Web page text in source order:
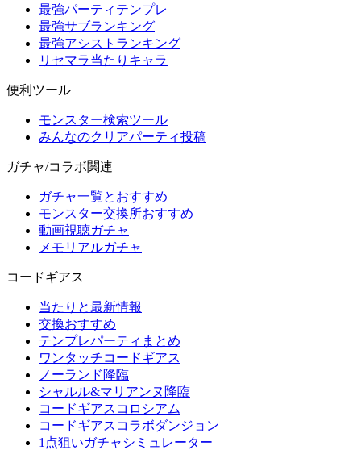
最強パーティテンプレ
最強サブランキング
最強アシストランキング
リセマラ当たりキャラ
便利ツール
モンスター検索ツール
みんなのクリアパーティ投稿
ガチャ/コラボ関連
ガチャ一覧とおすすめ
モンスター交換所おすすめ
動画視聴ガチャ
メモリアルガチャ
コードギアス
当たりと最新情報
交換おすすめ
テンプレパーティまとめ
ワンタッチコードギアス
ノーランド降臨
シャルル&マリアンヌ降臨
コードギアスコロシアム
コードギアスコラボダンジョン
1点狙いガチャシミュレーター